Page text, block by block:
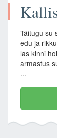
Täitugu su
edu ja
las kinni
armastus
...